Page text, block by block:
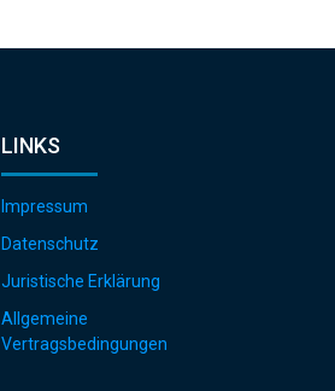
LINKS
Impressum
Datenschutz
Juristische Erklärung
Allgemeine
Vertragsbedingungen